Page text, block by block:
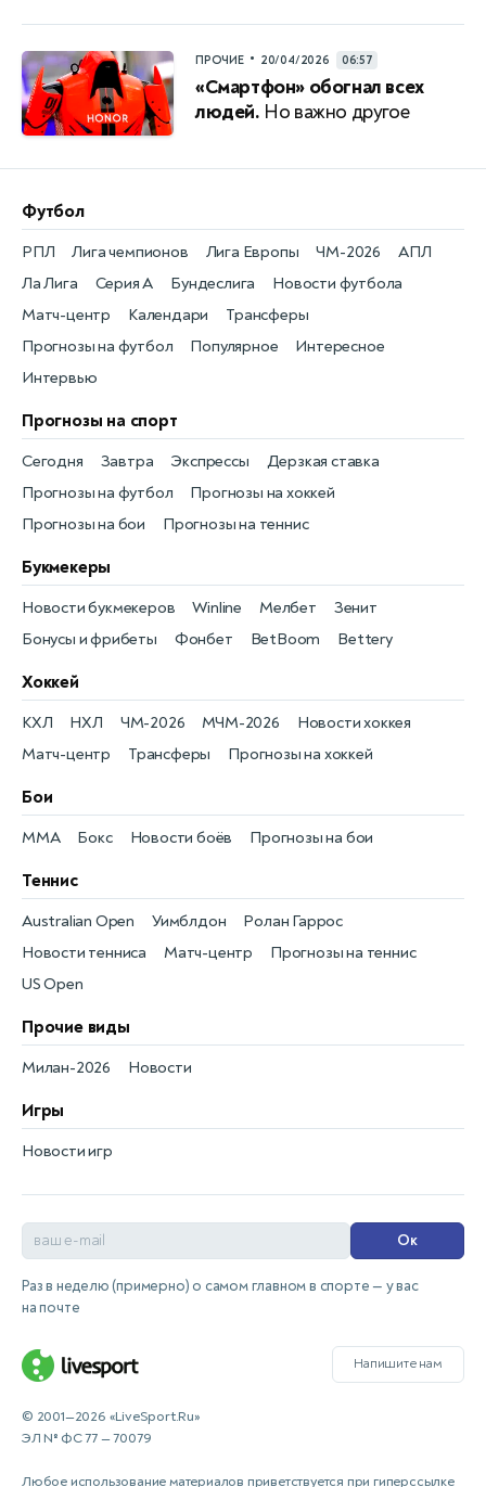
ПРОЧИЕ • 20/04/2026 06:57
«Смартфон» обогнал всех
людей. Но важно другое
Футбол
Новости футбола
РПЛ
Матч-центр
Лига чемпионов
Календари
Лига Европы
Трансферы
ЧМ-2026
Прогнозы на футбол
АПЛ
Популярное
Ла Лига
Интересное
Серия А
Интервью
Бундеслига
Прогнозы на спорт
Прогнозы на футбол
Сегодня
Прогнозы на хоккей
Завтра
Прогнозы на бои
Экспрессы
Прогнозы на теннис
Дерзкая ставка
Букмекеры
Бонусы и фрибеты
Новости букмекеров
Фонбет
Winline
BetBoom
Мелбет
Bettery
Зенит
Хоккей
Новости хоккея
КХЛ
Матч-центр
НХЛ
Трансферы
ЧМ-2026
Прогнозы на хоккей
МЧМ-2026
Бои
Новости боёв
MMA Прогнозы на бои
Бокс
Теннис
Новости тенниса
Australian Open
Матч-центр
Уимблдон
Прогнозы на теннис
Ролан Гаррос
US Open
Прочие виды
Новости
Милан-2026
Игры
Новости игр
Ок
Раз в неделю (примерно) о самом главном в спорте — у вас
на почте
Напишите нам
© 2001—2026 «LiveSport.Ru»
ЭЛ № ФС 77 — 70079
Любое использование материалов приветствуется при гиперссылке